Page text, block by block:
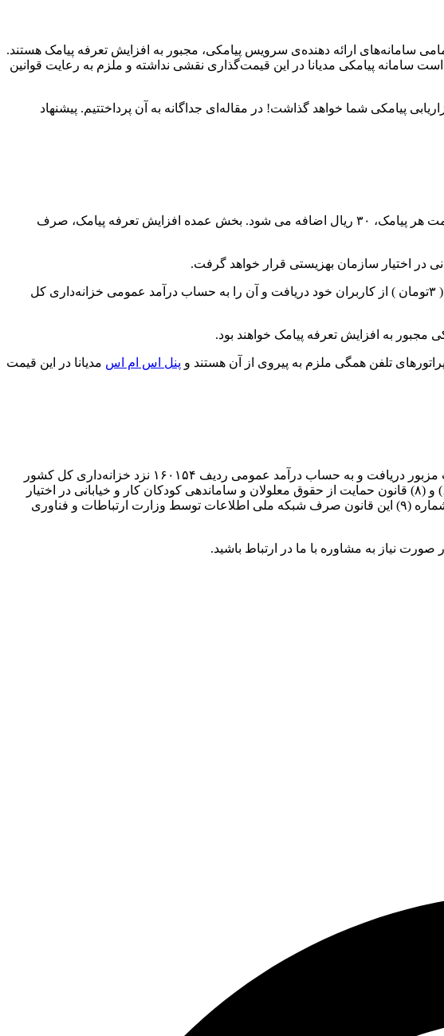
ناچار از ابتدای اردیبهشت ۱۴۰۲ تمامی سامانه‌های ارائه دهنده‌ی سرویس پیامکی، مجبور به افزایش تعرفه پیامک هستند.
سامانه پیامکی مدیانا در این قیمت‌گذاری نقشی نداشته و ملزم به رعایت قوانین
پیامکی شما خواهد گذاشت! در مقاله‌ای جداگانه به آن پرداختتیم. پیشنهاد
بر اساس بند « ط » تبصره ۶ لایحه بودجه سال ۱۴۰۱ که در مجلس شورای اسلامی تصویب شده است؛ در سال ۱۴۰۱ به قیمت هر پیامک، ۳۰ ریال اضافه می شود. بخش عمده افزایش تعرفه پیامک، صرف
در اختیار سازمان بهزیستی قرار خواهد گرفت.
در این مصوبه اپراتورهای تلفن همراه و اپراتورهای ارائه دهنده خدمات مخابراتی باید علاوه بر قیمت هر پیامک، مبلغ ۳۰ریال ( ۳تومان ) از کاربران خود دریافت و آن را به حساب درآمد عمومی خزانه‌داری کل
تلفن همگی ملزم به پیروی از آن هستند و پنل اس ام اس مدیانا در این قیمت
“سکارور(اپراتور)های ارائه‌دهنده خدمات مخابراتی، علاوه بر قیمت هر پیامک مبلغ سی (۳۰) ریال از استفاده‌کنندگان خدمات مزبور دریافت و به حساب درآمد عمومی ردیف ۱۶۰۱۵۴ نزد خزانه‌داری کل کشور
واریز می‌کنند. درآمد حاصله متناسب با وصول تا سقف یک هزار میلیارد(۱.۰۰۰.۰۰۰.۰۰۰.۰۰۰) ریال جهت اجرای مواد(۵)، (۶) و (۸) قانون حمایت از حقوق معلولان و ساماندهی کودکان کار و خیابانی در اختیار
سازمان بهزیستی(ردیف ۱۳۱۵۰۰) و پنج هزار میلیارد(۵.۰۰۰.۰۰۰.۰۰۰.۰۰۰) ریال مابقی از محل ردیف ۲۷- ‌۵۳۰۰۰۰ جدول شماره (۹) این قانون صرف شبکه ملی اطلاعات توسط وزارت ارتباطات و فناوری